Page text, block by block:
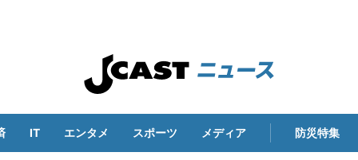
IT エンタメ スポーツ メディア 防災特集